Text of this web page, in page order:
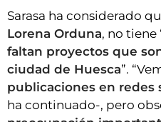
Sarasa ha considerado
Lorena Orduna, no
faltan proyectos que
ciudad de Huesca”.
publicaciones en redes
ha continuado-, pero